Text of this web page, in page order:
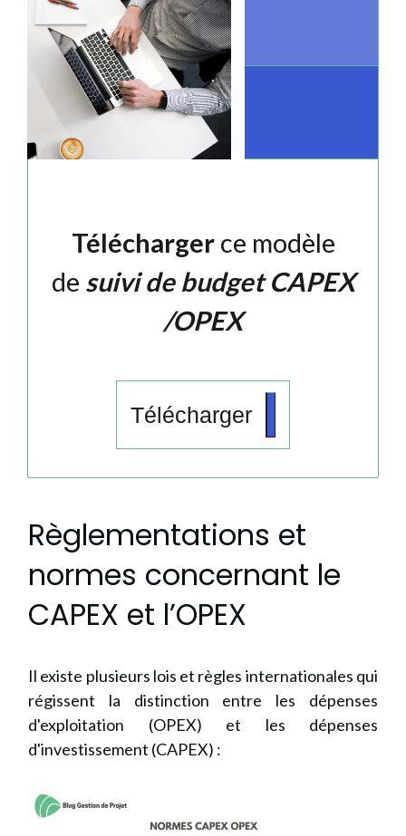
Téléchargerce modèle
de suivi de budget CAPEX
/OPEX
Télécharger
Règlementations et
normes concernant le
CAPEX et l’OPEX
Il existe plusieurs lois et règles internationales qui
régissent la distinction entre les dépenses
d'exploitation (OPEX) et les dépenses
d'investissement (CAPEX) :